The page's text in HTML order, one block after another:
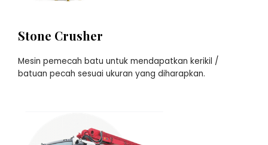
Stone Crusher
Mesin pemecah batu untuk mendapatkan kerikil /
batuan pecah sesuai ukuran yang diharapkan.